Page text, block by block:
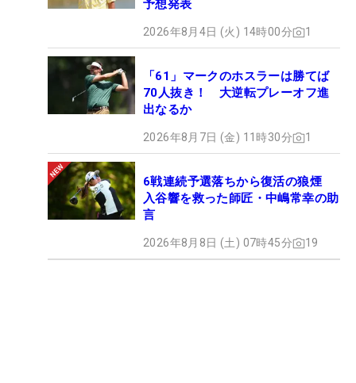
予想発表
2026年8月4日 (火) 14時00分 1
「61」マークのホスラーは勝てば
70人抜き！ 大逆転プレーオフ進
出なるか
2026年8月7日 (金) 11時30分 1
6戦連続予選落ちから復活の狼煙
入谷響を救った師匠・中嶋常幸の助
言
2026年8月8日 (土) 07時45分 19